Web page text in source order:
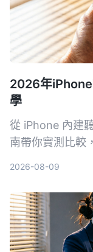
2026年
學
從 iPhone 內建
南帶你實測比較
2026-08-09